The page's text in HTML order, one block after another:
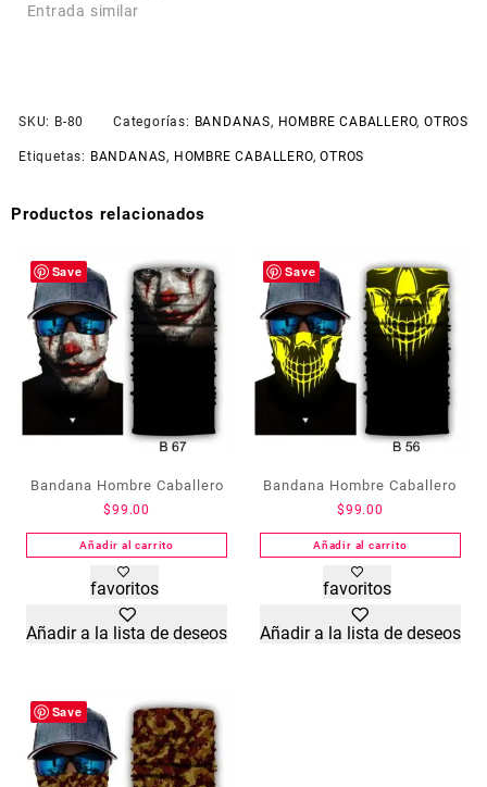
Entrada similar
SKU: B-80 Categorías: BANDANAS, HOMBRE CABALLERO, OTROS
Etiquetas: BANDANAS, HOMBRE CABALLERO,OTROS
Productos relacionados
Save
Bandana Hombre Caballero
$99.00
Añadir al carrito
favoritos
Añadir a la lista de deseos
Save
Bandana Hombre Caballero
$99.00
Añadir al carrito
favoritos
Añadir a la lista de deseos
Save